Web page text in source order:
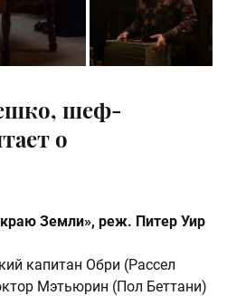
шеф-
о
Земли», реж. Питер Уир
капитан Обри (Рассел
Мэтьюрин (Пол Беттани)